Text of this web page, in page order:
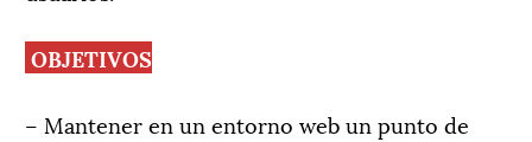
OBJETIVOS
– Mantener en un entorno web un punto de